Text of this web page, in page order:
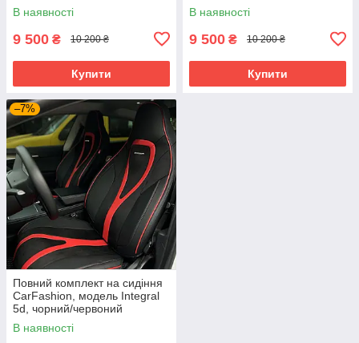
В наявності
9 500 ₴ 10 200 ₴
Купити
В наявності
9 500 ₴ 10 200 ₴
Купити
–7%
Повний комплект на сидіння
CarFashion, модель Integral
5d, чорний/червоний
В наявності